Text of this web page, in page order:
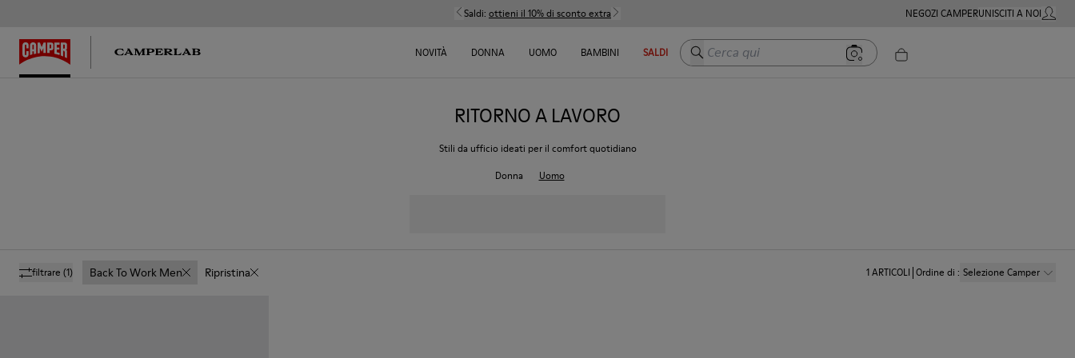
Saldi: ottieni il 10% di sconto extra NEGOZI CAMPERUNISCITI A NOIMIO
NOVITÀ DONNA UOMO BAMBINI SALDI Cerca qui
RITORNO A LAVORO
Stili da ufficio ideati per il comfort quotidiano
Donna
Uomo
filtrare (1) Back To Work Men Ripristina 1ARTICOLI Ordine di : Selezione Camper